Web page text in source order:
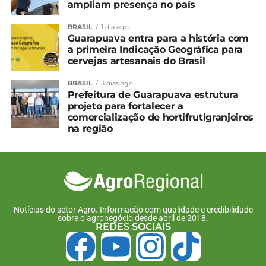
Em "Paraná"
Propriedade de Cantagalo
recebe certificado de
status livre de Brucelose e
da Tuberculose
9 de abril, 2024
Em "Cantagalo"
TÓPICOS RELACIONADOS:
aplique medidas antidumping no leite
importado
Pesquisador da UEPG desenvolve semente
de abóbora que já nasce sem casca
ampliam presença no país
BRASIL 1 dia ago
Guarapuava entra para a história com
a primeira Indicação Geográfica para
cervejas artesanais do Brasil
BRASIL 3 dias ago
Prefeitura de Guarapuava estrutura
projeto para fortalecer a
comercialização de hortifrutigranjeiros
na região
Notícias do setor Agro. Informação com qualidade e credibilidade
sobre o agronegócio desde abril de 2018.
REDES SOCIAIS